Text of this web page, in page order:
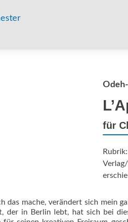
für
das mache, verändert sich mein
der in Berlin lebt, hat sich bei